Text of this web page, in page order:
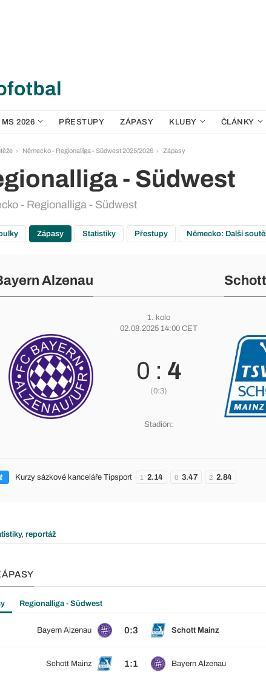
MS 2026 PŘESTUPY ZÁPASY KLUBY ČLÁNKY
Německo - Regionalliga - Südwest 2025/2026 Zápasy
- Südwest
- Regionalliga - Südwest
Zápasy Statistiky Přestupy Německo: Další
Alzenau
1. kolo
02.08.2025 14:00 CET
0 : 4
(0:3)
Stadión:
Kurzy sázkové kanceláře Tipsport 1 2.14 0 3.47 2 2.84
reportáž
Regionalliga - Südwest
Bayern Alzenau 0:3 Schott Mainz
Schott Mainz 1:1 Bayern Alzenau